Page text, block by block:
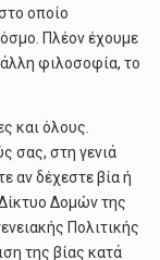
οποίο
Πλέον έχουμε
φιλοσοφία, το
και όλους.
σας, στη γενιά
αν δέχεστε βία ή
Δομών της
Πολιτικής
της βίας κατά